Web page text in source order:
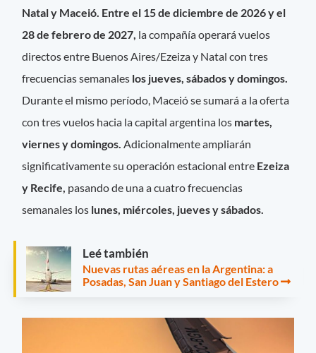
Natal y Maceió. Entre el 15 de diciembre de 2026 y el
28 de febrero de 2027, la compañía operará vuelos
directos entre Buenos Aires/Ezeiza y Natal con tres
frecuencias semanales los jueves, sábados y domingos.
Durante el mismo período, Maceió se sumará a la oferta
con tres vuelos hacia la capital argentina los martes,
viernes y domingos. Adicionalmente ampliarán
significativamente su operación estacional entre Ezeiza
y Recife, pasando de una a cuatro frecuencias
semanales los lunes, miércoles, jueves y sábados.
Leé también
Nuevas rutas aéreas en la Argentina: a
Posadas, San Juan y Santiago del Estero